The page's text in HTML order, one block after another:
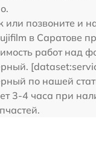
или позвоните и
в Саратове
работ над
по нашей
3-4 часа при